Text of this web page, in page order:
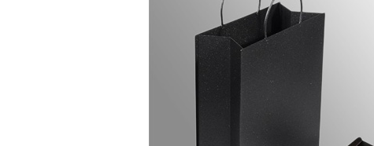
εργαλεία για το τζάκι σας!